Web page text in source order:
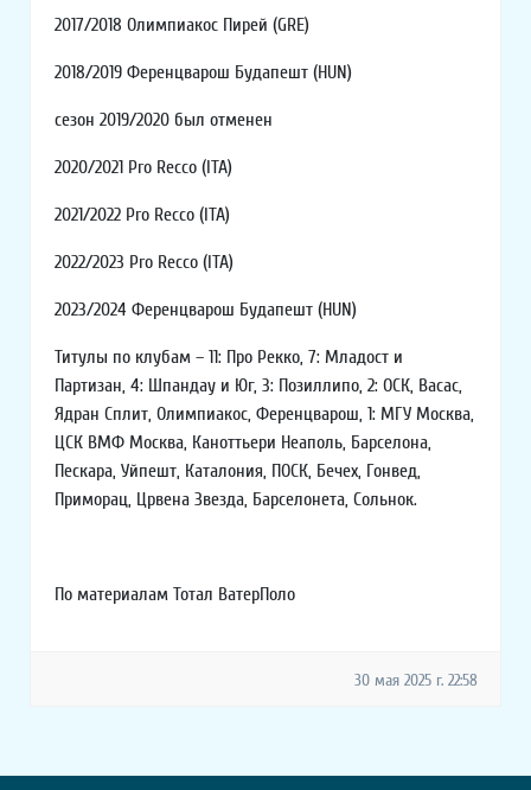
2017/2018 Олимпиакос Пирей (GRE)
2018/2019 Ференцварош Будапешт (HUN)
сезон 2019/2020 был отменен
2020/2021 Pro Recco (ITA)
2021/2022 Pro Recco (ITA)
2022/2023 Pro Recco (ITA)
2023/2024 Ференцварош Будапешт (HUN)
Титулы по клубам – 11: Про Рекко, 7: Младост и
Партизан, 4: Шпандау и Юг, 3: Позиллипо, 2: ОСК, Васас,
Ядран Сплит, Олимпиакос, Ференцварош, 1: МГУ Москва,
ЦСК ВМФ Москва, Каноттьери Неаполь, Барселона,
Пескара, Уйпешт, Каталония, ПОСК, Бечех, Гонвед,
Приморац, Црвена Звезда, Барселонета, Сольнок.
По материалам Тотал ВатерПоло
30 мая 2025 г. 22:58